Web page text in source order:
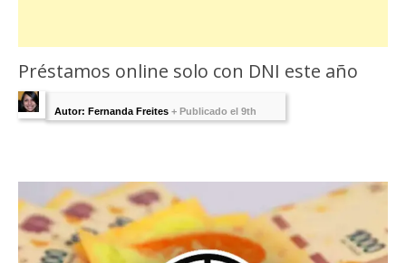
Préstamos online solo con DNI este año
Autor: Fernanda Freites + Publicado el 9th